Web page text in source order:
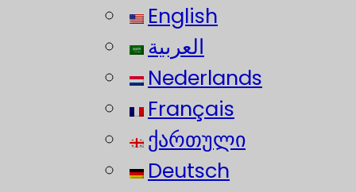
English
العربية
Nederlands
Français
ქართული
Deutsch